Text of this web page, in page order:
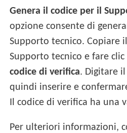
Genera il codice per il
opzione consente di
Supporto tecnico. Copiare
Supporto tecnico e fare clic
codice di verifica. Digitare
quindi inserire e
Il codice di verifica ha una
Per ulteriori informazioni,